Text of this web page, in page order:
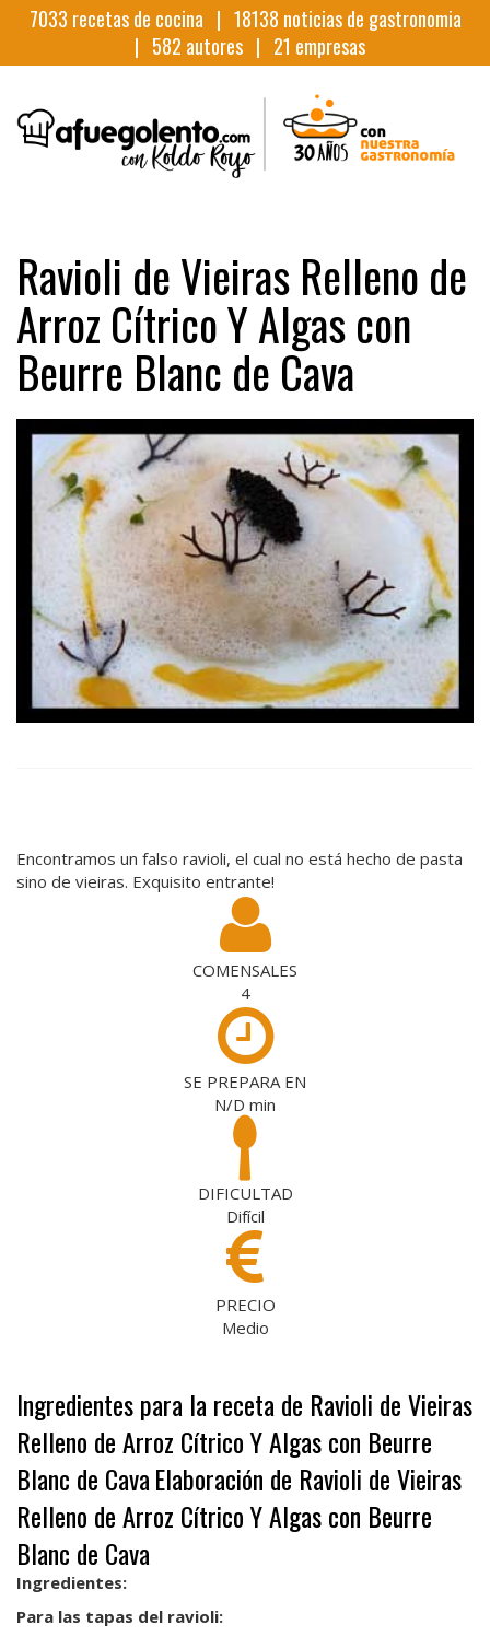
7033 recetas de cocina | 18138 noticias de gastronomia
| 582 autores | 21 empresas
Ravioli de Vieiras Relleno de
Arroz Cítrico Y Algas con
Beurre Blanc de Cava
Encontramos un falso ravioli, el cual no está hecho de pasta
sino de vieiras. Exquisito entrante!
COMENSALES
4
SE PREPARA EN
N/D min
DIFICULTAD
Difícil
PRECIO
Medio
Ingredientes para la receta de Ravioli de Vieiras
Relleno de Arroz Cítrico Y Algas con Beurre
Blanc de CavaElaboración de Ravioli de Vieiras
Relleno de Arroz Cítrico Y Algas con Beurre
Blanc de Cava
Ingredientes:
Para las tapas del ravioli: